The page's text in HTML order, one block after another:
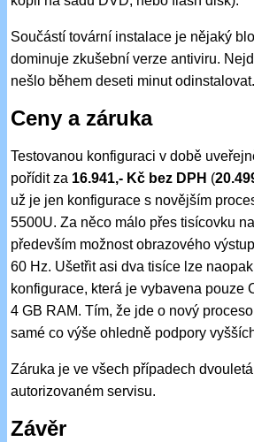
Součástí tovární instalace je nějaký
dominuje zkušební verze antiviru.
nešlo během deseti minut odinstalovat.
Ceny a záruka
Testovanou konfiguraci v době
pořídit za 16.941,- Kč bez DPH (
už je jen konfigurace s novějším
5500U. Za něco málo přes tisícovku
především možnost obrazového
60 Hz. Ušetřit asi dva tisíce lze
konfigurace, která je vybavena pouze
4 GB RAM. Tím, že jde o nový
samé co výše ohledně podpory
Záruka je ve všech případech
autorizovaném servisu.
Závěr